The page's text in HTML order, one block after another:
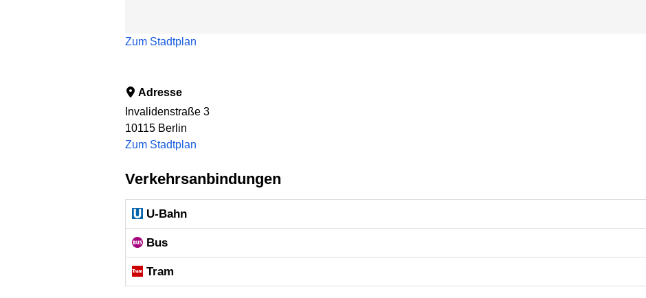
Zum Stadtplan
Adresse
Invalidenstraße 3
10115 Berlin
Zum Stadtplan
Verkehrsanbindungen
U-Bahn
Bus
Tram